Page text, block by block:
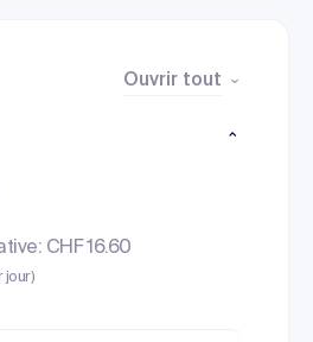
Ouvrir tout
CHF 16.60
jour)